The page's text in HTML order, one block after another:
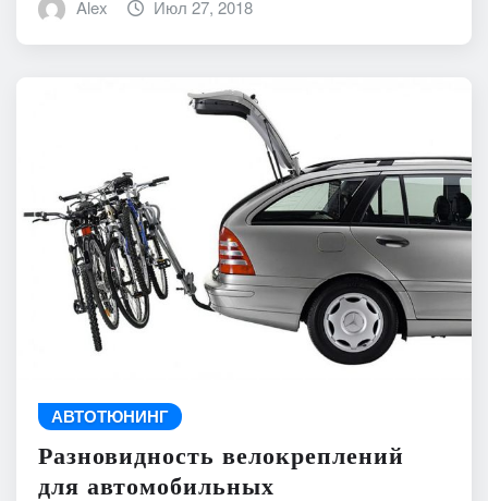
Alex Июл 27, 2018
АВТОТЮНИНГ
Разновидность велокреплений
для автомобильных